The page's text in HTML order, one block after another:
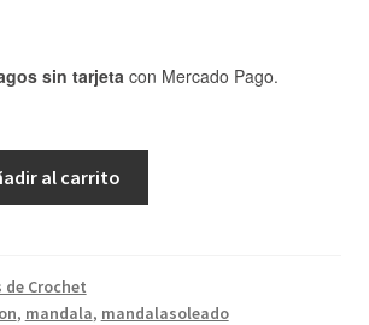
sin tarjeta con Mercado Pago.
al carrito
de Crochet
, mandala, mandalasoleado